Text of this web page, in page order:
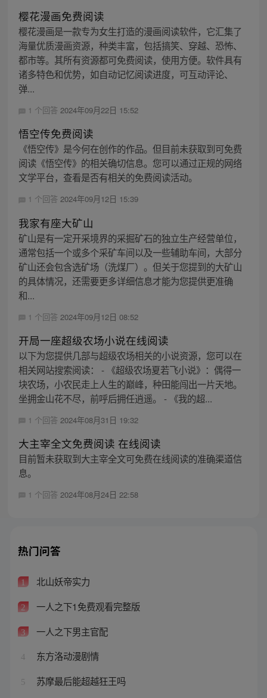
樱花漫画免费阅读
樱花漫画是一款专为女生打造的漫画阅读软件，它汇集了
海量优质漫画资源，种类丰富，包括搞笑、穿越、恐怖、
都市等。其所有资源都可免费阅读，使用方便。软件具有
诸多特色和优势，如自动记忆阅读进度，可互动评论、
弹...
1 个回答 2024年09月22日 15:52
悟空传免费阅读
《悟空传》是今何在创作的作品。但目前未获取到可免费
阅读《悟空传》的相关确切信息。您可以通过正规的网络
文学平台，查看是否有相关的免费阅读活动。
1 个回答 2024年09月12日 15:39
我家有座大矿山
矿山是有一定开采境界的采掘矿石的独立生产经营单位，
通常包括一个或多个采矿车间以及一些辅助车间，大部分
矿山还会包含选矿场（洗煤厂）。但关于您提到的大矿山
的具体情况，还需要更多详细信息才能为您提供更准确
和...
1 个回答 2024年09月12日 08:52
开局一座超级农场小说在线阅读
以下为您提供几部与超级农场相关的小说资源，您可以在
相关网站搜索阅读： - 《超级农场夏若飞小说》：偶得一
块农场，小农民走上人生的巅峰，种田能闯出一片天地。
坐拥金山花不尽，前呼后拥任逍遥。 - 《我的超...
1 个回答 2024年08月31日 19:32
大主宰全文免费阅读 在线阅读
目前暂未获取到大主宰全文可免费在线阅读的准确渠道信
息。
1 个回答 2024年08月24日 22:58
热门问答
1 北山妖帝实力
2 一人之下1免费观看完整版
3 一人之下男主官配
4 东方洛动漫剧情
5 苏摩最后能超越狂王吗